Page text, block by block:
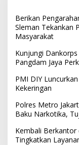
Berikan
Sleman Tekankan
Masyarakat
Kunjungi
Pangdam Jaya
PMI DIY
Kekeringan
Polres Metro
Baku Narkotika,
Kembali Berkantor
Tingkatkan